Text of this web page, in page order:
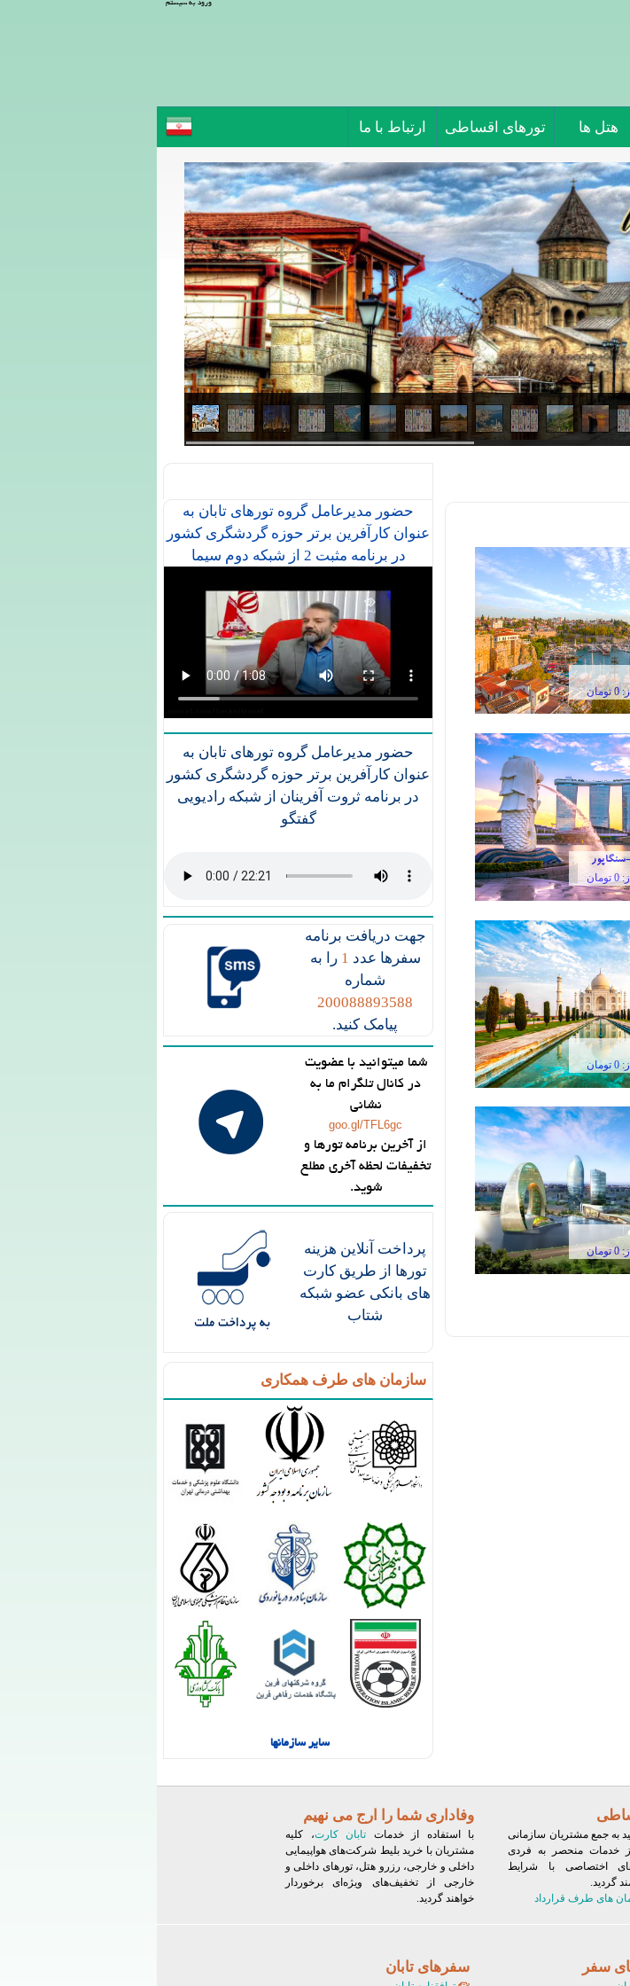
ورود به سیستم
هتل ها تورهای اقساطی ارتباط با ما
حضور مدیرعامل گروه تورهای تابان به
عنوان کارآفرین برتر حوزه گردشگری کشور
در برنامه مثبت 2 از شبکه دوم سیما
حضور مدیرعامل گروه تورهای تابان به
عنوان کارآفرین برتر حوزه گردشگری کشور
در برنامه ثروت آفرینان از شبکه رادیویی
گفتگو
جهت دریافت برنامه
سفرها عدد 1 را به
شماره
200088893588
پیامک کنید.
شما میتوانید با عضویت
در کانال تلگرام ما به
نشانی
goo.gl/TFL6gc
از آخرین برنامه تورها و
تخفیفات لحظه آخری مطلع
شوید.
پرداخت آنلاین هزینه
تورها از طریق کارت
های بانکی عضو شبکه
شتاب
سازمان های طرف همکاری
سایر سازمانها
سنگاپور
به جمع مشتریان سازمانی
از خدمات منحصر به فردی
اختصاصی با شرایط
گردید.
های طرف قرارداد
وفاداری شما را ارج می نهیم
با استفاده از خدمات تابان کارت، کلیه
مشتریان با خرید بلیط‌ شرکت‌های هواپیمایی
داخلی و خارجی، رزرو هتل، تورهای داخلی و
خارجی از تخفیف‌های ویژه‌ای برخوردار
خواهند گردید.
سفر سفرهای تابان